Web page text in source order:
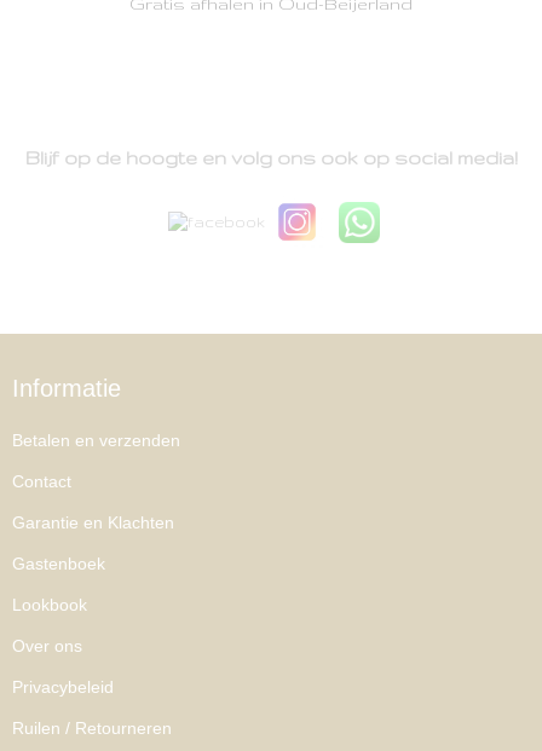
Blijf op de hoogte en volg ons ook op social media!
Informatie
Betalen en verzenden
Contact
Garantie en Klachten
Gastenboek
Lookbook
Over ons
Privacybeleid
Ruilen / Retourneren